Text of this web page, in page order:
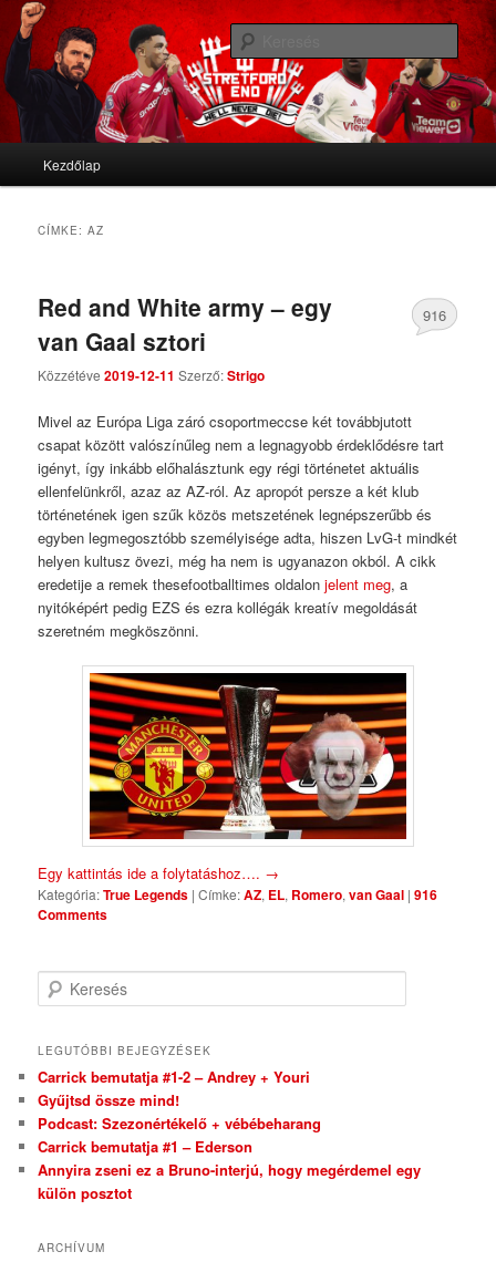
Stretford End
We'll never die
Tovább az elsődleges tartalomra
Tovább a másodlagos tartalomra
Kezdőlap
CÍMKE:AZ
Red and White army – egy
van Gaal sztori
Közzétéve2019-12-11 Szerző:Strigo
916
Mivel az Európa Liga záró csoportmeccse két továbbjutott
csapat között valószínűleg nem a legnagyobb érdeklődésre tart
igényt, így inkább előhalásztunk egy régi történetet aktuális
ellenfelünkről, azaz az AZ-ról. Az apropót persze a két klub
történetének igen szűk közös metszetének legnépszerűbb és
egyben legmegosztóbb személyisége adta, hiszen LvG-t mindkét
helyen kultusz övezi, még ha nem is ugyanazon okból. A cikk
eredetije a remek thesefootballtimes oldalonjelent meg, a
nyitóképért pedig EZS és ezra kollégák kreatív megoldását
szeretném megköszönni.
Egy kattintás ide a folytatáshoz…. →
Kategória:True Legends |Címke:AZ, EL, Romero,van Gaal |916
Comments
Keresés
LEGUTÓBBI BEJEGYZÉSEK
Carrick bemutatja #1-2 – Andrey + Youri
Gyűjtsd össze mind!
Podcast: Szezonértékelő + vébébeharang
Carrick bemutatja #1 – Ederson
Annyira zseni ez a Bruno-interjú, hogy megérdemel egy
külön posztot
ARCHÍVUM